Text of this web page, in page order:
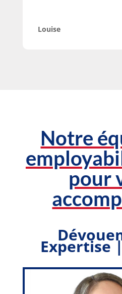
Louise
Notre
pour
Expertise